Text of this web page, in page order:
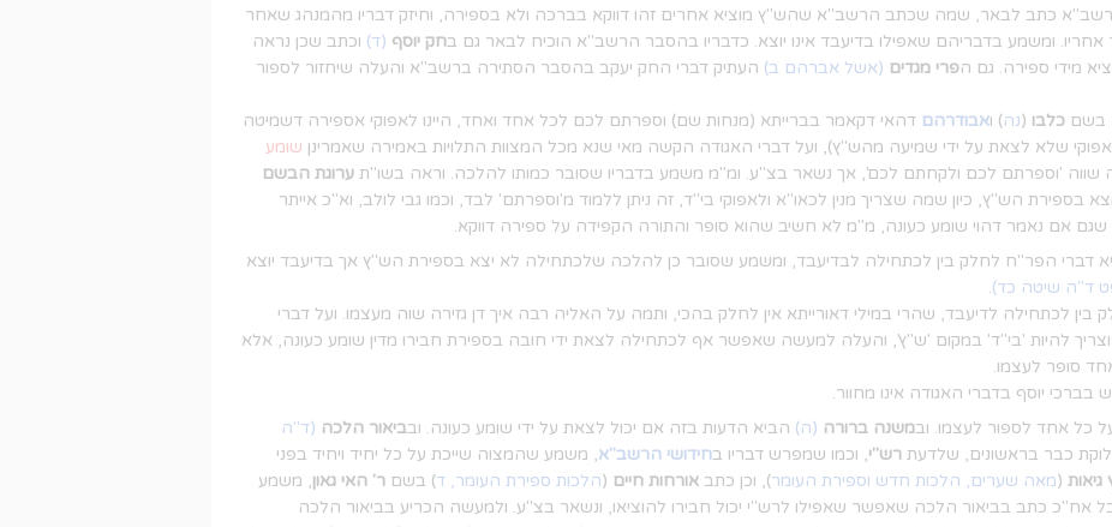
כתב לבאר, שמה שכתב הרשב"א שהש"ץ מוציא אחרים זהו דווקא בברכה ולא בספירה, וחיזק דבריו מהמנהג שאחר
ומשמע בדבריהם שאפילו בדיעבד אינו יוצא. כדבריו בהסבר הרשב"א הוכיח לבאר גם בחק יוסף (ד) וכתב שכן נראה
מידי ספירה. גם הפרי מגדים (אשל אברהם ב) העתיק דברי החק יעקב בהסבר הסתירה ברשב"א והעלה שיחזור לספור
בשם כלבו (נה) ואבודרהם דהאי דקאמר בברייתא (מנחות שם) וספרתם לכם לכל אחד ואחד, היינו לאפוקי אספירה דשמיטה
שלא לצאת על ידי שמיעה מהש"ץ), ועל דברי האגודה הקשה מאי שנא מכל המצוות התלויות באמירה שאמרינן שומע
שווה 'וספרתם לכם ולקחתם לכם', אך נשאר בצ"ע. ומ"מ משמע בדבריו שסובר כמותו להלכה. וראה בשו"ת ערוגת הבשם
בספירת הש"ץ, כיון שמה שצריך מנין לכאו"א ולאפוקי בי"ד, זה ניתן ללמוד מ'וספרתם' לבד, וכמו גבי לולב, וא"כ אייתר
אם נאמר דהוי שומע כעונה, מ"מ לא חשיב שהוא סופר והתורה הקפידה על ספירה דווקא.
דברי הפר"ח לחלק בין לכתחילה לבדיעבד, ומשמע שסובר כן להלכה שלכתחילה לא יצא בספירת הש"ץ אך בדיעבד יוצא
ד"ה שיטה כד).
לכתחילה לדיעבד, שהרי במילי דאורייתא אין לחלק בהכי, ותמה על האליה רבה איך דן גזירה שוה מעצמו. ועל דברי
להיות 'בי"ד' במקום 'ש"ץ', והעלה למעשה שאפשר אף לכתחילה לצאת ידי חובה בספירת חבירו מדין שומע כעונה, אלא
סופר לעצמו.
יוסף בדברי האגודה אינו מחוור.
כל אחד לספור לעצמו. ובמשנה ברורה (ה) הביא הדעות בזה אם יכול לצאת על ידי שומע כעונה. ובביאור הלכה (ד"ה
כבר בראשונים, שלדעת רש"י, וכמו שמפרש דבריו בחידושי הרשב"א, משמע שהמצוה שייכת על כל יחיד ויחיד בפני
גיאות (מאה שערים, הלכות חדש וספירת העומר), וכן כתב אורחות חיים (הלכות ספירת העומר, ד) בשם ר' האי גאון, משמע
אח"כ כתב בביאור הלכה שאפשר שאפילו לרש"י יכול חבירו להוציאו, ונשאר בצ"ע. ולמעשה הכריע בביאור הלכה